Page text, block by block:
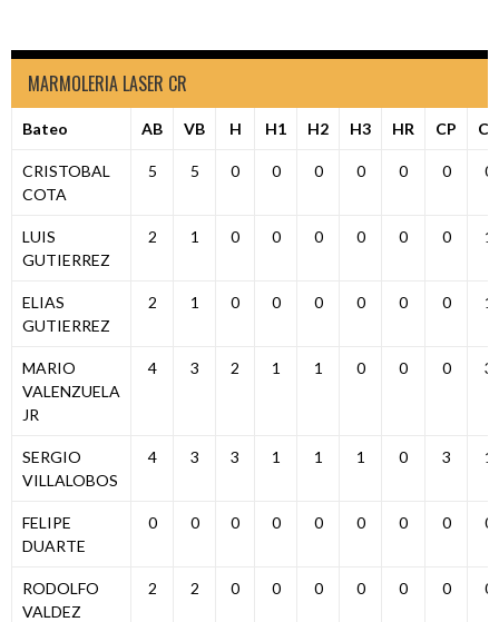
MARMOLERIA LASER CR
Bateo AB VB H H1 H2 H3 HR CP CA
CRISTOBAL
COTA
5 5 0 0 0 0 0 0 0
LUIS
GUTIERREZ
2 1 0 0 0 0 0 0 1
ELIAS
GUTIERREZ
2 1 0 0 0 0 0 0 1
MARIO
VALENZUELA
JR
4 3 2 1 1 0 0 0 3
SERGIO
VILLALOBOS
4 3 3 1 1 1 0 3 1
FELIPE
DUARTE
0 0 0 0 0 0 0 0 0
RODOLFO
VALDEZ
2 2 0 0 0 0 0 0 0